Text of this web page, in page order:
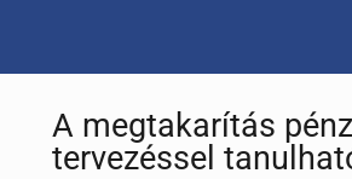
A megtakarítás
tervezéssel